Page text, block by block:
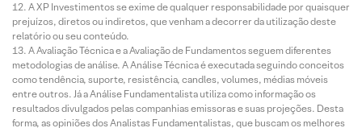
A XP Investimentos se exime de qualquer responsabilidade por quaisquer
prejuízos, diretos ou indiretos, que venham a decorrer da utilização deste
relatório ou seu conteúdo.
A Avaliação Técnica e a Avaliação de Fundamentos seguem diferentes
metodologias de análise. A Análise Técnica é executada seguindo conceitos
como tendência, suporte, resistência, candles, volumes, médias móveis
entre outros. Já a Análise Fundamentalista utiliza como informação os
resultados divulgados pelas companhias emissoras e suas projeções. Desta
forma, as opiniões dos Analistas Fundamentalistas, que buscam os melhores